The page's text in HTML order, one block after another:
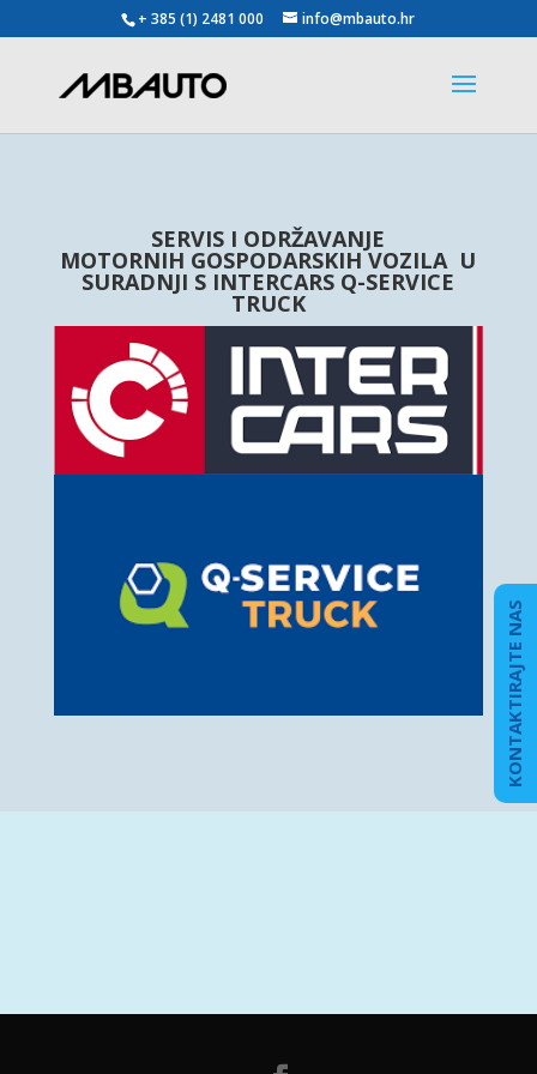
+ 385 (1) 2481 000 info@mbauto.hr
SERVIS I ODRŽAVANJE
MOTORNIH GOSPODARSKIHVOZILA U
SURADNJI S INTERCARS Q-SERVICE
TRUCK
KONTAKTIRAJTE NAS